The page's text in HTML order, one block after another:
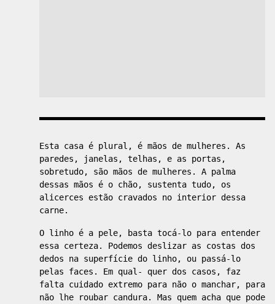
Esta casa é plural, é mãos de mulheres. As
paredes, janelas, telhas, e as portas,
sobretudo, são mãos de mulheres. A palma
dessas mãos é o chão, sustenta tudo, os
alicerces estão cravados no interior dessa
carne.
O linho é a pele, basta tocá-lo para entender
essa certeza. Podemos deslizar as costas dos
dedos na superfície do linho, ou passá-lo
pelas faces. Em qual- quer dos casos, faz
falta cuidado extremo para não o manchar, para
não lhe roubar candura. Mas quem acha que pode